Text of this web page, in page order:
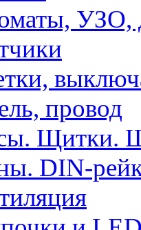
УЗО,
провод
Щитки.
DIN-